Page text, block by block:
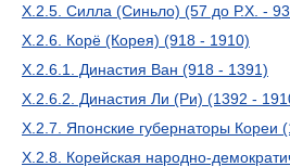
X.2.5. Силла (Синьло) (57 до Р.Х. -
X.2.6. Корё (Корея) (918 - 1910)
X.2.6.1. Династия Ван (918 - 1391)
X.2.6.2. Династия Ли (Ри) (1392 -
X.2.7. Японские губернаторы Кореи
X.2.8. Корейская народно-